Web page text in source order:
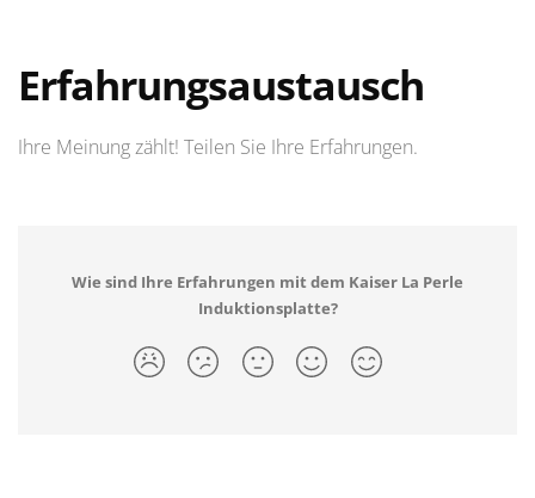
Erfahrungsaustausch
Ihre Meinung zählt! Teilen Sie Ihre Erfahrungen.
Wie sind Ihre Erfahrungen mit dem Kaiser La Perle
Induktionsplatte?